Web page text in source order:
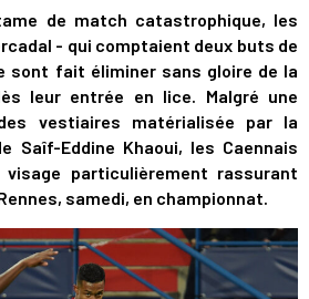
de match catastrophique, les
- qui comptaient deux buts de
sont fait éliminer sans gloire de la
leur entrée en lice. Malgré une
vestiaires matérialisée par la
Saîf-Eddine Khaoui, les Caennais
particulièrement rassurant
samedi, en championnat.